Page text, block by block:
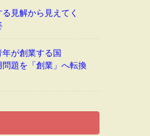
見解から見えてく
が創業する国
題を「創業」へ転換